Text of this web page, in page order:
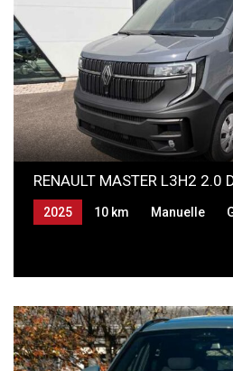
RENAULT MASTER L3H2 2.0
2025 10 km Manuelle